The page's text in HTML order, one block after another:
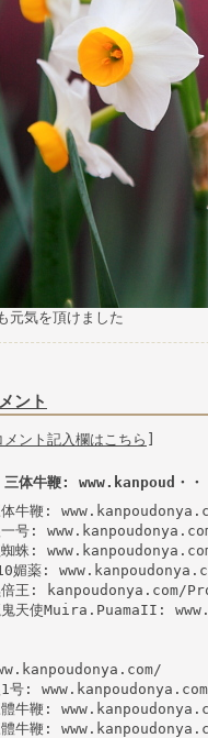
元気を頂けました
ント
メント記入欄はこちら
体牛鞭: www.kanpoud・・
体牛鞭:
一号:
蜘蛛:
媚薬:
倍王: kanpoudonya.com/
鬼天使Muira.PuamaII:
1号:
體牛鞭:
體牛鞭: